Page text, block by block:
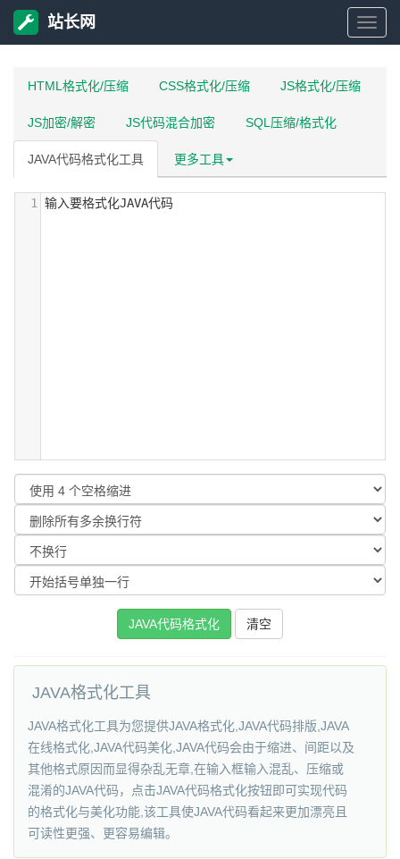
站
站长网
HTML格式化/压缩 CSS格式化/压缩 JS格式化/压缩
JS加密/解密 JS代码混合加密 SQL压缩/格式化
JAVA代码格式化工具 更多工具
输入要格式化JAVA代码
1
JAVA格式化工具
JAVA格式化工具为您提供JAVA格式化,JAVA代码排版,JAVA
在线格式化,JAVA代码美化,JAVA代码会由于缩进、间距以及
其他格式原因而显得杂乱无章,在输入框输入混乱、压缩或
混淆的JAVA代码，点击JAVA代码格式化按钮即可实现代码
的格式化与美化功能,该工具使JAVA代码看起来更加漂亮且
可读性更强、更容易编辑。